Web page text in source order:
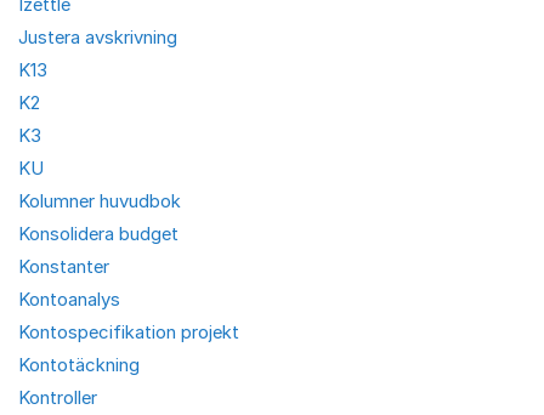
Izettle
Justera avskrivning
K13
K2
K3
KU
Kolumner huvudbok
Konsolidera budget
Konstanter
Kontoanalys
Kontospecifikation projekt
Kontotäckning
Kontroller